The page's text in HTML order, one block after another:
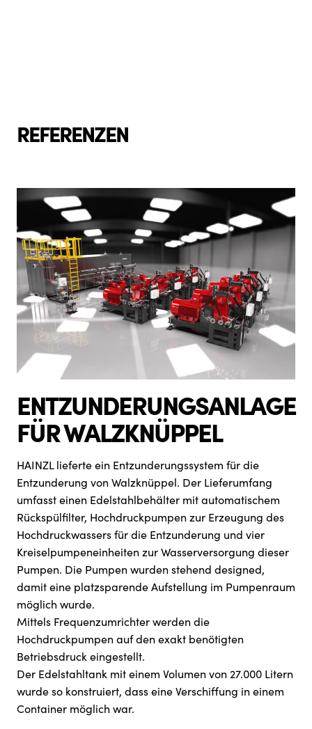
REFERENZEN
ENTZUNDERUNGSANLAGE
FÜR WALZKNÜPPEL
HAINZL lieferte ein Entzunderungssystem für die
Entzunderung von Walzknüppel. Der Lieferumfang
umfasst einen Edelstahlbehälter mit automatischem
Rückspülfilter, Hochdruckpumpen zur Erzeugung des
Hochdruckwassers für die Entzunderung und vier
Kreiselpumpeneinheiten zur Wasserversorgung dieser
Pumpen. Die Pumpen wurden stehend designed,
damit eine platzsparende Aufstellung im Pumpenraum
möglich wurde.
Mittels Frequenzumrichter werden die
Hochdruckpumpen auf den exakt benötigten
Betriebsdruck eingestellt.
Der Edelstahltank mit einem Volumen von 27.000 Litern
wurde so konstruiert, dass eine Verschiffung in einem
Container möglich war.